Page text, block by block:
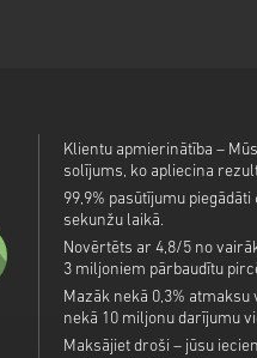
Klientu apmierinātība –
solījums, ko apliecina
99,9% pasūtījumu piegādāti
sekunžu laikā.
Novērtēts ar 4,8/5 no
3 miljoniem pārbaudītu
Mazāk nekā 0,3% atmaksu
nekā 10 miljonu darījumu
Maksājiet droši – jūsu